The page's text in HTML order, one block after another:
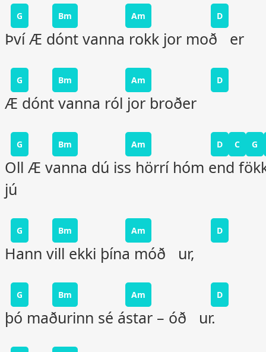
G Bm Am D
Því Æ dónt vanna rokk jor moð er
G Bm Am D
Æ dónt vanna ról jor broðer
G Bm Am D C G
Oll Æ vanna dú iss hörrí hóm end
jú
G Bm Am D
Hann vill ekki þína móð ur,
G Bm Am D
þó maðurinn sé ástar – óð ur.